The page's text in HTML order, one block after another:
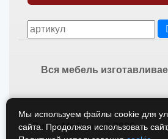
Вся мебель
Викос Мебель © 2026
Мы используем файлы cookie для
сайта. Продолжая использовать